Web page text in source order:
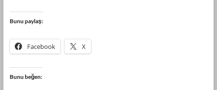
Bunu paylaş:
Facebook X
Bunu beğen: